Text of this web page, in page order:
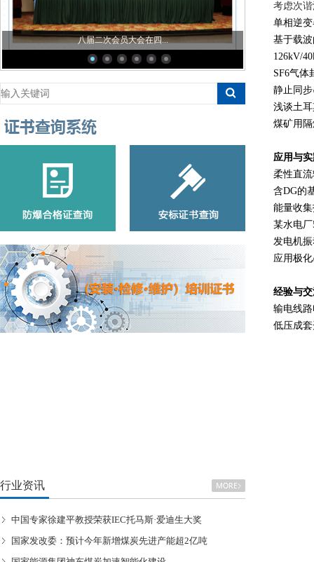
八届二次会员大会在四...
行业资讯
中国专家徐建平教授荣获IEC托马斯·爱迪生大奖
国家发改委：预计今年新增煤炭先进产能超2亿吨
考虑次
单相逆
基于载
126kV/
SF6气体
静止同
浅谈土
煤矿用
应用与
柔性直
含DG的
能量收
某水电厂
发电机
应用极化
经验与
输电线
低压成